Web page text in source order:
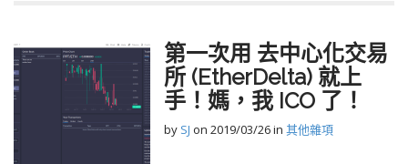
第一次用 去中心化交易
所 (EtherDelta) 就上
手！媽，我 ICO 了！
by SJ on 2019/03/26in 其他雜項